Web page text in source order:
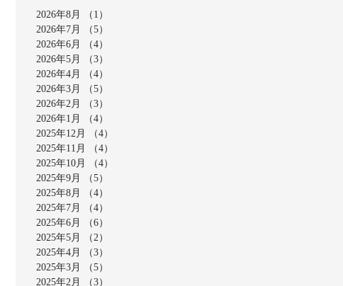
2026年8月 （1）
2026年7月
（5）
2026年6月
（4）
2026年5月
（3）
2026年4月
（4）
2026年3月
（5）
2026年2月
（3）
2026年1月
（4）
2025年12月
（4）
2025年11月
（4）
2025年10月
（4）
2025年9月
（5）
2025年8月
（4）
2025年7月
（4）
2025年6月
（6）
2025年5月
（2）
2025年4月
（3）
2025年3月
（5）
2025年2月
（3）